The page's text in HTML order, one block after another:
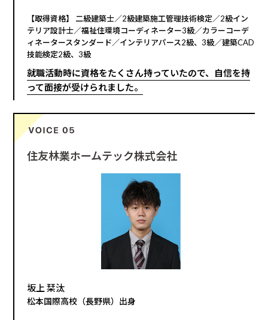
【取得資格】 二級建築士／2級建築施工管理技術検定／2級イン
テリア設計士／福祉住環境コーディネーター3級／カラーコーデ
ィネータースタンダード／インテリアパース2級、3級／建築CAD
技能検定2級、3級
就職活動時に資格をたくさん持っていたので、自信を持
って面接が受けられました。
住友林業ホームテック株式会社
坂上 栞汰
松本国際高校（長野県）出身